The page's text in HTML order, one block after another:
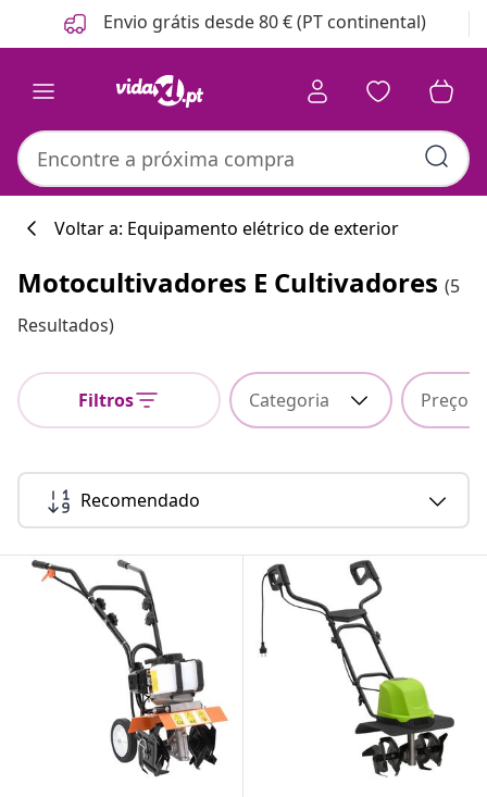
Anterior
Seguinte Envio grátis desde 80 € (PT continental)
Voltar a: Equipamento elétrico de exterior
Motocultivadores E Cultivadores (5
Resultados)
Filtros Categoria Preço
Recomendado